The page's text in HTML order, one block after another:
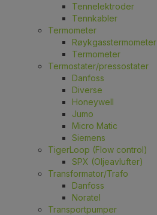
Tennelektroder
Tennkabler
Termometer
Røykgasstermometer
Termometer
Termostater/pressostater
Danfoss
Diverse
Honeywell
Jumo
Micro Matic
Siemens
TigerLoop (Flow control)
SPX (Oljeavlufter)
Transformator/Trafo
Danfoss
Noratel
Transportpumper